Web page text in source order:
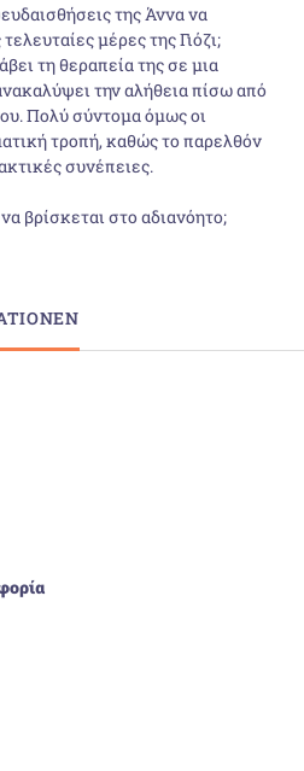
της Άννα να
μέρες της Γιόζι;
τη θεραπεία της σε μια
την αλήθεια πίσω από
Πολύ σύντομα όμως οι
τροπή, καθώς το παρελθόν
συνέπειες.
βρίσκεται στο αδιανόητο;